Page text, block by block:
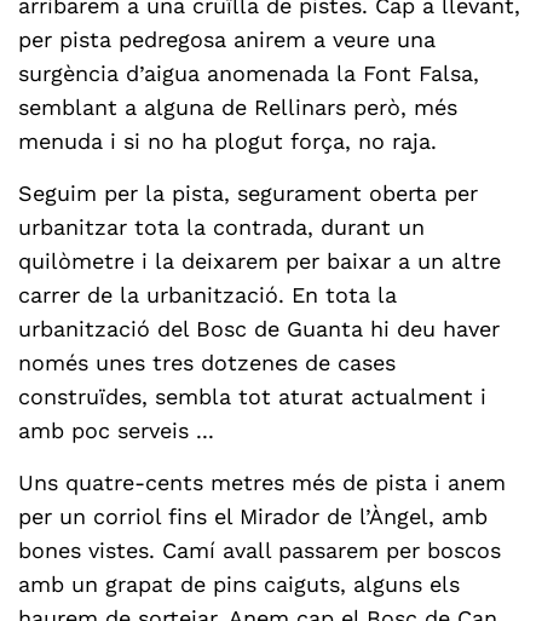
arribarem a una cruïlla de pistes. Cap a llevant,
per pista pedregosa anirem a veure una
surgència d’aigua anomenada la Font Falsa,
semblant a alguna de Rellinars però, més
menuda i si no ha plogut força, no raja.
Seguim per la pista, segurament oberta per
urbanitzar tota la contrada, durant un
quilòmetre i la deixarem per baixar a un altre
carrer de la urbanització. En tota la
urbanització del Bosc de Guanta hi deu haver
només unes tres dotzenes de cases
construïdes, sembla tot aturat actualment i
amb poc serveis ...
Uns quatre-cents metres més de pista i anem
per un corriol fins el Mirador de l’Àngel, amb
bones vistes. Camí avall passarem per boscos
amb un grapat de pins caiguts, alguns els